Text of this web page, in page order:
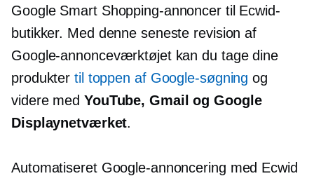
Google Smart Shopping-annoncer til Ecwid-
butikker. Med denne seneste revision af
Google-annonceværktøjet kan du tage dine
produktertil toppen af ​​Google-søgning og
videre med YouTube, Gmail og Google
Displaynetværket.
Automatiseret Google-annoncering med Ecwid